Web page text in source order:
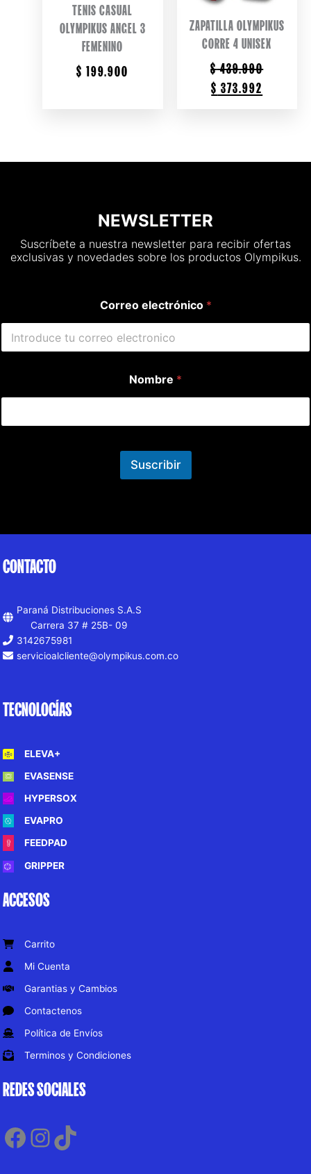
TENIS CASUAL
OLYMPIKUS ANGEL 3
FEMENINO
$ 199.900
ZAPATILLA OLYMPIKUS
CORRE 4 UNISEX
$439.990
ORIGINAL
$ 373.992
NEWSLETTER
Suscríbete a nuestra newsletter para recibir ofertas
exclusivas y novedades sobre los productos Olympikus.
Correo electrónico *
Nombre *
Suscribir
CONTACTO
Paraná Distribuciones S.A.S
Carrera 37 # 25B- 09
3142675981
servicioalcliente@olympikus.com.co
TECNOLOGÍAS
ELEVA+
EVASENSE
HYPERSOX
EVAPRO
FEEDPAD
GRIPPER
ACCESOS
Carrito
Mi Cuenta
Garantias y Cambios
Contactenos
Política de Envíos
Terminos y Condiciones
REDES SOCIALES
Facebook
Instagram
TikTok